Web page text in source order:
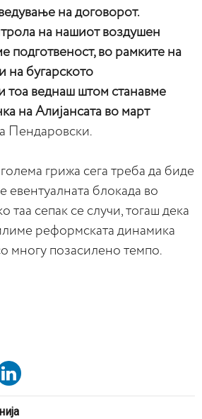
на договорот.
на нашиот воздушен
подготвеност, во рамките на
на бугарското
тоа веднаш штом станавме
на Алијансата во март
Пендаровски.
грижа сега треба да биде
евентуалната блокада во
таа сепак се случи, тогаш дека
реформската динамика
многу позасилено темпо.